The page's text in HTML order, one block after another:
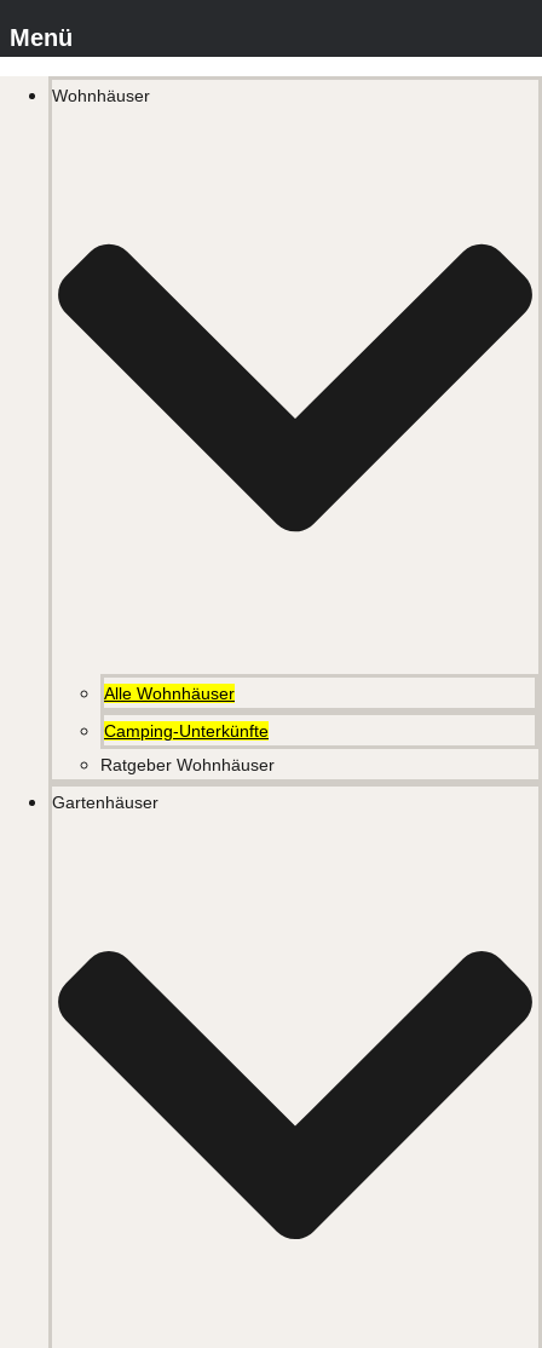
Wohnhäuser
Alle Wohnhäuser
Camping-Unterkünfte
Ratgeber Wohnhäuser
Gartenhäuser